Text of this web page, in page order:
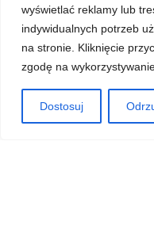
wyświetlać reklamy lub
indywidualnych potrzeb
na stronie. Kliknięcie
zgodę na
Dostosuj